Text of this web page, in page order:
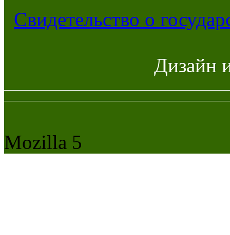
Свидетельство о
Дизайн
Mozilla 5